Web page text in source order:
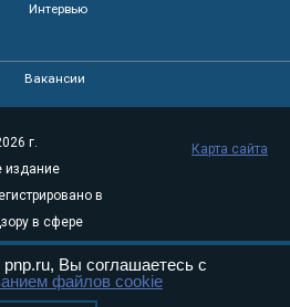
Интервью
Вакансии
г.
издание
в
в сфере
и
05
Карта сайта
pnp.ru, Вы соглашаетесь с
файлов cookie